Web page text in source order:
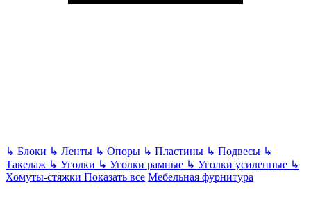
↳ Блоки ↳ Ленты ↳ Опоры ↳ Пластины ↳ Подвесы ↳
Такелаж ↳ Уголки ↳ Уголки рамные ↳ Уголки усиленные ↳
Хомуты-стяжки Показать все Мебельная фурнитура